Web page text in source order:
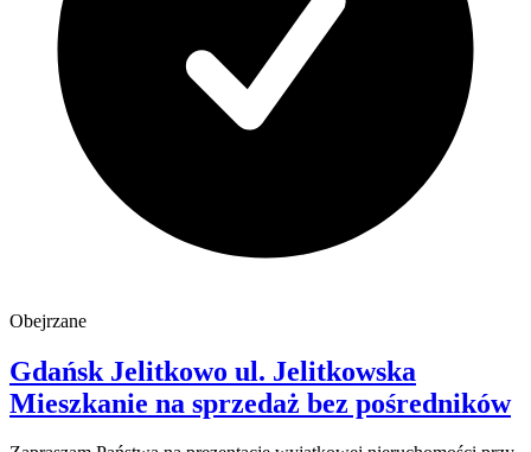
Obejrzane
Gdańsk Jelitkowo ul. Jelitkowska
Mieszkanie na sprzedaż bez pośredników